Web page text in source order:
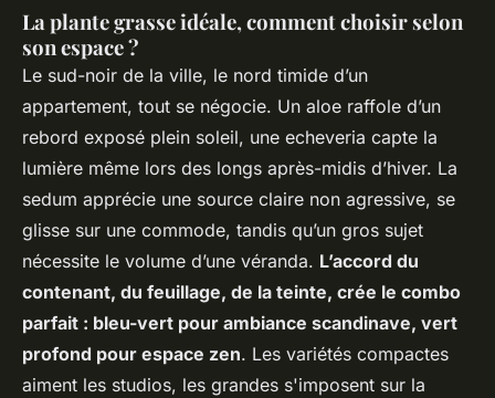
La plante grasse idéale, comment choisir selon
son espace ?
Le sud-noir de la ville, le nord timide d’un
appartement, tout se négocie. Un aloe raffole d’un
rebord exposé plein soleil, une echeveria capte la
lumière même lors des longs après-midis d’hiver. La
sedum apprécie une source claire non agressive, se
glisse sur une commode, tandis qu’un gros sujet
nécessite le volume d’une véranda. L’accord du
contenant, du feuillage, de la teinte, crée le combo
parfait : bleu-vert pour ambiance scandinave, vert
profond pour espace zen. Les variétés compactes
aiment les studios, les grandes s'imposent sur la